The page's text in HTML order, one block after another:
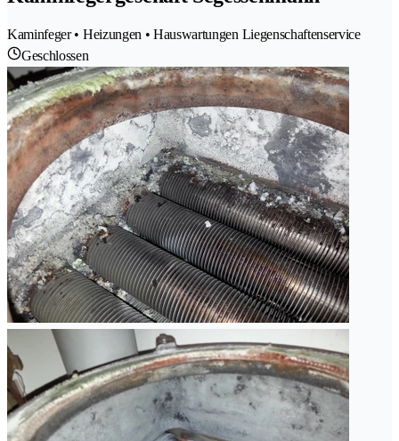
Kaminfeger • Heizungen • Hauswartungen Liegenschaftenservice
Geschlossen